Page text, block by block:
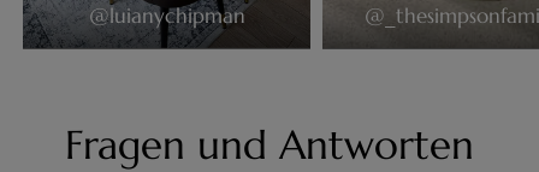
@luianychipman
Fragen und Antworten